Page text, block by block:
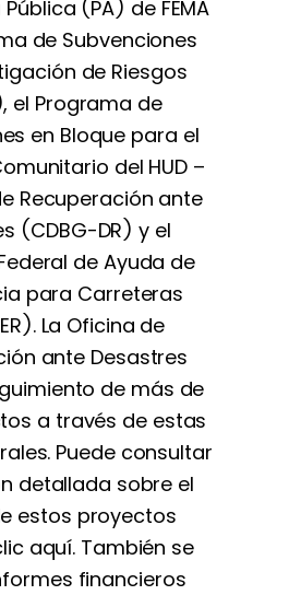
(PA) de FEMA
de Subvenciones
de Riesgos
el Programa de
en Bloque para el
del HUD –
Recuperación ante
(CDBG-DR) y el
de Ayuda de
para Carreteras
La Oficina de
ante Desastres
de más de
a través de estas
Puede consultar
detallada sobre el
estos proyectos
aquí. También se
financieros